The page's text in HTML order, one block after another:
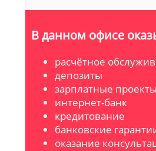
В данном офисе
расчётное
депозиты
зарплатные проекты
интернет-банк
кредитование
банковские
оказание